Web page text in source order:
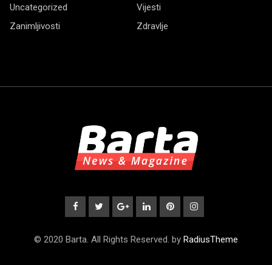
Uncategorized
Vijesti
Zanimljivosti
Zdravlje
© 2020 Barta. All Rights Reserved. by RadiusTheme